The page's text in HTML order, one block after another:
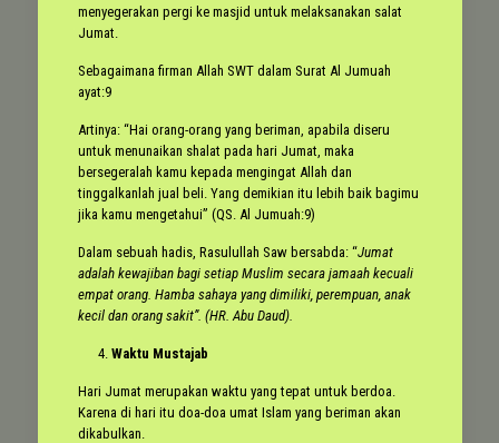
menyegerakan pergi ke masjid untuk melaksanakan salat
Jumat.
Sebagaimana firman Allah SWT dalam Surat Al Jumuah
ayat:9
Artinya: “Hai orang-orang yang beriman, apabila diseru
untuk menunaikan shalat pada hari Jumat, maka
bersegeralah kamu kepada mengingat Allah dan
tinggalkanlah jual beli. Yang demikian itu lebih baik bagimu
jika kamu mengetahui” (QS. Al Jumuah:9)
Dalam sebuah hadis, Rasulullah Saw bersabda: “Jumat
adalah kewajiban bagi setiap Muslim secara jamaah kecuali
empat orang. Hamba sahaya yang dimiliki, perempuan, anak
kecil dan orang sakit”. (HR. Abu Daud).
Waktu Mustajab
Hari Jumat merupakan waktu yang tepat untuk berdoa.
Karena di hari itu doa-doa umat Islam yang beriman akan
dikabulkan.